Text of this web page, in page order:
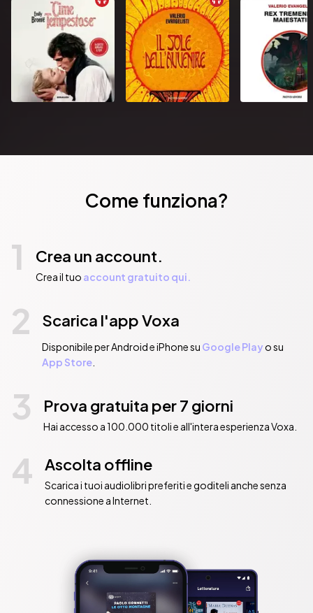
Come funziona?
1 Crea un account.
Crea il tuo account gratuito qui.
2 Scarica l'app Voxa
Disponibile per Android e iPhone su Google Playo su
App Store.
3 Prova gratuita per 7 giorni
Hai accesso a 100.000 titoli e all'intera esperienza Voxa.
4 Ascolta offline
Scarica i tuoi audiolibri preferiti e goditeli anche senza
connessione a Internet.